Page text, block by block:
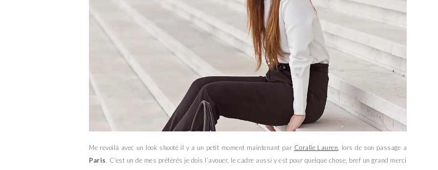
Me revoilà avec un look shooté il y a un petit moment maintenant par Coralie Lauren , lors de son passage a
Paris. C’est un de mes préférés je dois l’avouer, le cadre aussi y est pour quelque chose, bref un grand merci